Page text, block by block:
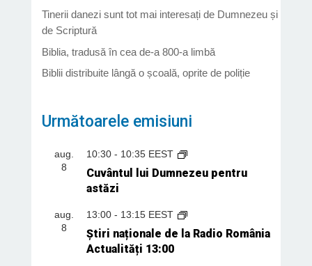
Tinerii danezi sunt tot mai interesați de Dumnezeu și
de Scriptură
Biblia, tradusă în cea de-a 800-a limbă
Biblii distribuite lângă o școală, oprite de poliție
Următoarele emisiuni
aug.
8
10:30- 10:35 EEST
Cuvântul lui Dumnezeu pentru
astăzi
aug.
8
13:00- 13:15 EEST
Știri naționale de la Radio România
Actualități 13:00